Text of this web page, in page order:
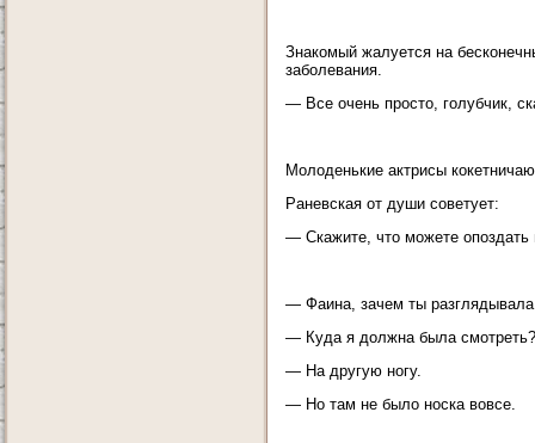
Знакомый жалуется на
заболевания.
— Все очень просто, голубчик,
Молоденькие актрисы
Раневская от души советует:
— Скажите, что можете опоздать
— Фаина, зачем ты разглядывала
— Куда я должна была смотреть?
— На другую ногу.
— Но там не было носка вовсе.